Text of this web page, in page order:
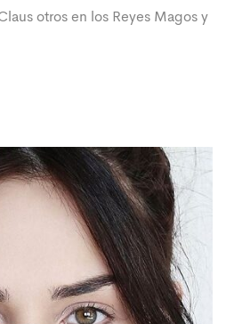
otros en los Reyes Magos y